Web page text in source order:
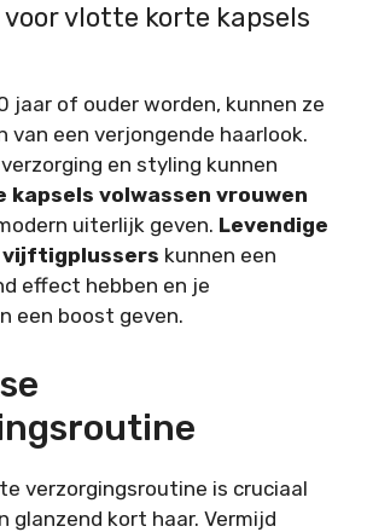
vlotte korte kapsels
jaar of ouder worden, kunnen ze
van een verjongende haarlook.
en styling kunnen
volwassen vrouwen
uiterlijk geven. Levendige
vijftigplussers kunnen een
effect hebben en je
een boost geven.
verzorgingsroutine is cruciaal
glanzend kort haar. Vermijd